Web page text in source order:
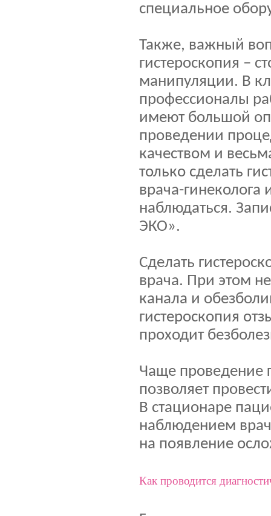
специальное
Также, важный
гистероскопия –
манипуляции. В
профессионалы
имеют большой
проведении
качеством и
только сделать
врача-гинеколога
наблюдаться.
ЭКО».
Сделать
врача. При этом
канала и
гистероскопия
проходит
Чаще проведение
позволяет
В стационаре
наблюдением
на появление
Как проводится